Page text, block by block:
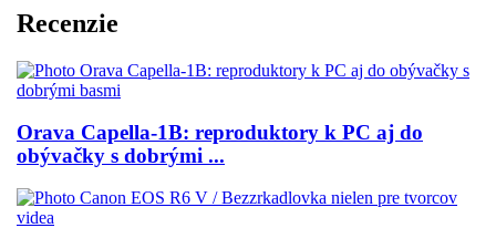
Recenzie
Orava Capella-1B: reproduktory k PC aj do
obývačky s dobrými ...